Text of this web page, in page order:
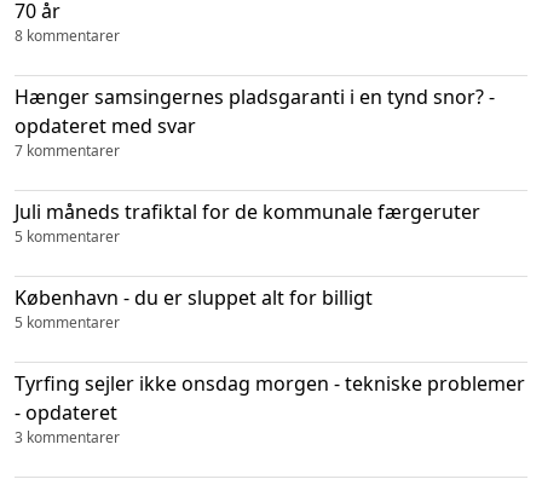
70 år
8 kommentarer
Hænger samsingernes pladsgaranti i en tynd snor? -
opdateret med svar
7 kommentarer
Juli måneds trafiktal for de kommunale færgeruter
5 kommentarer
København - du er sluppet alt for billigt
5 kommentarer
Tyrfing sejler ikke onsdag morgen - tekniske problemer
- opdateret
3 kommentarer